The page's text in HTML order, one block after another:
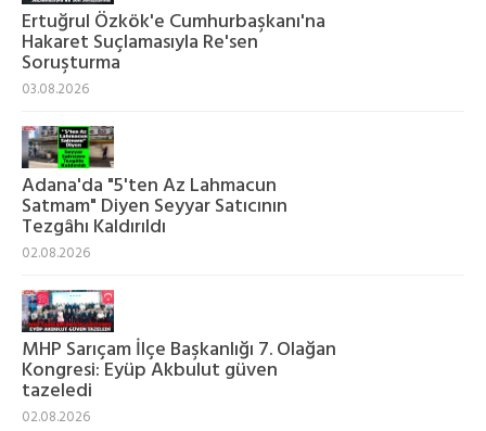
Ertuğrul Özkök'e Cumhurbaşkanı'na
Hakaret Suçlamasıyla Re'sen
Soruşturma
03.08.2026
Adana'da "5'ten Az Lahmacun
Satmam" Diyen Seyyar Satıcının
Tezgâhı Kaldırıldı
02.08.2026
MHP Sarıçam İlçe Başkanlığı 7. Olağan
Kongresi: Eyüp Akbulut güven
tazeledi
02.08.2026